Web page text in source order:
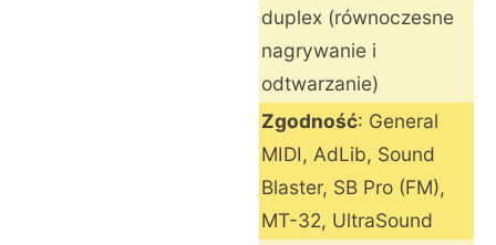
duplex (równoczesne
nagrywanie i
odtwarzanie)
Zgodność: General
MIDI, AdLib, Sound
Blaster, SB Pro (FM),
MT-32, UltraSound